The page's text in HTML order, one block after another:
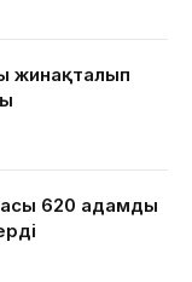
жинақталып
620 адамды